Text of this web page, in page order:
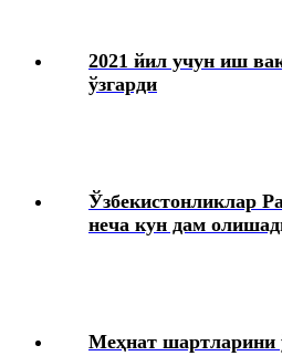
2021 йил учун иш
ўзгарди
Ўзбекистонликлар
неча кун дам
Меҳнат шартларини